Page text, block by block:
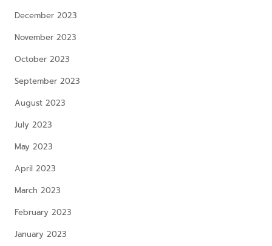
December 2023
November 2023
October 2023
September 2023
August 2023
July 2023
May 2023
April 2023
March 2023
February 2023
January 2023